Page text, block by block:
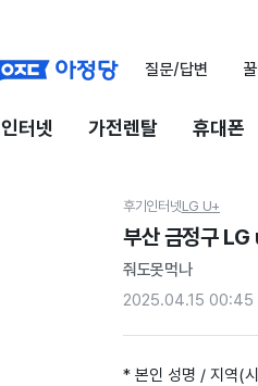
질문/답변
인터넷 가전렌탈 휴대폰
후기 인터넷LG U+
부산 금정구 LG
줘도못먹나
2025.04.15 00:45
* 본인 성명 / 지역(